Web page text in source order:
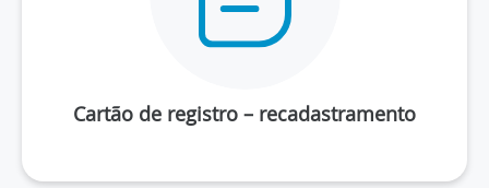
Cartão de registro – recadastramento